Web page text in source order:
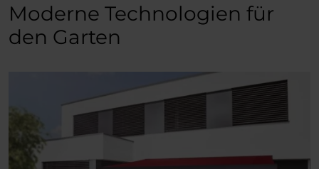
Moderne Technologien für
den Garten